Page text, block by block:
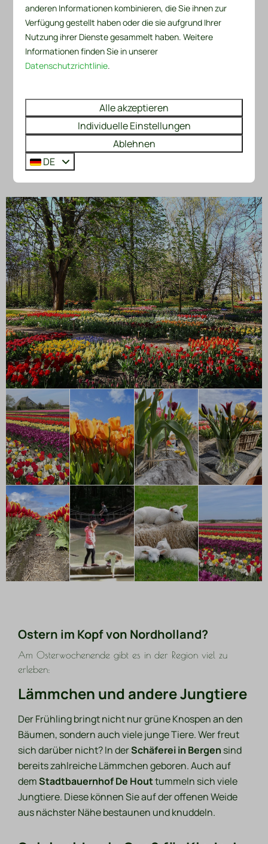
Ruhige Lage
zwei Terrassen
schöne Aussicht
Mehr Ergebnisse (46)
Ostern im Kopf von Nordholland?
Am Osterwochenende gibt es in der Region viel zu
erleben:
Lämmchen und andere Jungtiere
Der Frühling bringt nicht nur grüne Knospen an den
Bäumen, sondern auch viele junge Tiere. Wer freut
sich darüber nicht? In derSchäferei in Bergen sind
bereits zahlreiche Lämmchen geboren. Auch auf
demStadtbauernhof De Houttummeln sich viele
Jungtiere. Diese können Sie auf der offenen Weide
aus nächster Nähe bestaunen und knuddeln.
anderen Informationen kombinieren, die Sie ihnen zur
Verfügung gestellt haben oder die sie aufgrund Ihrer
Nutzung ihrer Dienste gesammelt haben. Weitere
Informationen finden Sie in unserer
Datenschutzrichtlinie.
Alle akzeptieren
Individuelle Einstellungen
Ablehnen
DE